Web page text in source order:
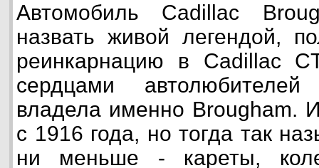
Автомобиль Cadillac
назвать живой легендой,
реинкарнацию в Cadillac
сердцами
владела именно Brougham.
с 1916 года, но тогда так
ни меньше - кареты,